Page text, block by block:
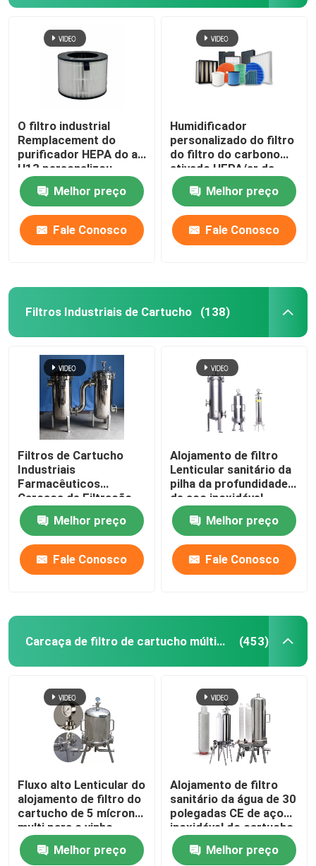
O filtro industrial
Remplacement do
purificador HEPA do ar
H13 personalizou
Melhor preço
Fale Conosco
Humidificador
personalizado do filtro
do filtro do carbono
ativado HEPA/ar da
indústria
Melhor preço
Fale Conosco
Filtros Industriais de Cartucho (138)
Filtros de Cartucho
Industriais
Farmacêuticos
Carcaça de Filtração
1,0 Mpa
Melhor preço
Fale Conosco
Alojamento de filtro
Lenticular sanitário da
pilha da profundidade
de aço inoxidável
Melhor preço
Fale Conosco
Carcaça de filtro de cartucho múltiplo (453)
Fluxo alto Lenticular do
alojamento de filtro do
cartucho de 5 mícrons
multi para o vinho
Melhor preço
Alojamento de filtro
sanitário da água de 30
polegadas CE de aço
inoxidável do cartucho
de 20 polegadas
Melhor preço